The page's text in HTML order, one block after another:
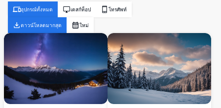
อุปกรณ์ทั้งหมด เดสก์ท็อป โทรศัพท์
ดาวน์โหลดมากสุด ใหม่